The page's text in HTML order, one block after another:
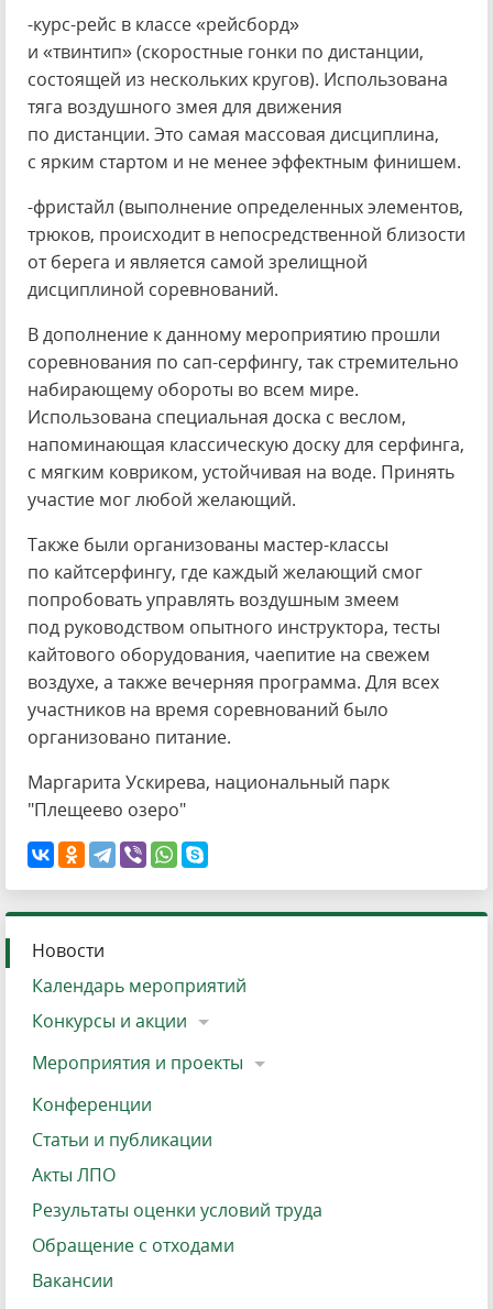
-курс-рейс в классе «рейсборд»
и «твинтип» (скоростные гонки по дистанции,
состоящей из нескольких кругов). Использована
тяга воздушного змея для движения
по дистанции. Это самая массовая дисциплина,
с ярким стартом и не менее эффектным финишем.
-фристайл (выполнение определенных элементов,
трюков, происходит в непосредственной близости
от берега и является самой зрелищной
дисциплиной соревнований.
В дополнение к данному мероприятию прошли
соревнования по сап-серфингу, так стремительно
набирающему обороты во всем мире.
Использована специальная доска с веслом,
напоминающая классическую доску для серфинга,
с мягким ковриком, устойчивая на воде. Принять
участие мог любой желающий.
Также были организованы мастер-классы
по кайтсерфингу, где каждый желающий смог
попробовать управлять воздушным змеем
под руководством опытного инструктора, тесты
кайтового оборудования, чаепитие на свежем
воздухе, а также вечерняя программа. Для всех
участников на время соревнований было
организовано питание.
Маргарита Ускирева, национальный парк
"Плещеево озеро"
Новости
Календарь мероприятий
Конкурсы и акции
Мероприятия и проекты
Конференции
Статьи и публикации
Акты ЛПО
Результаты оценки условий труда
Обращение с отходами
Вакансии